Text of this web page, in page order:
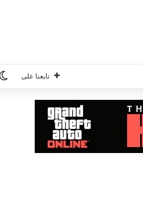
تابعنا على